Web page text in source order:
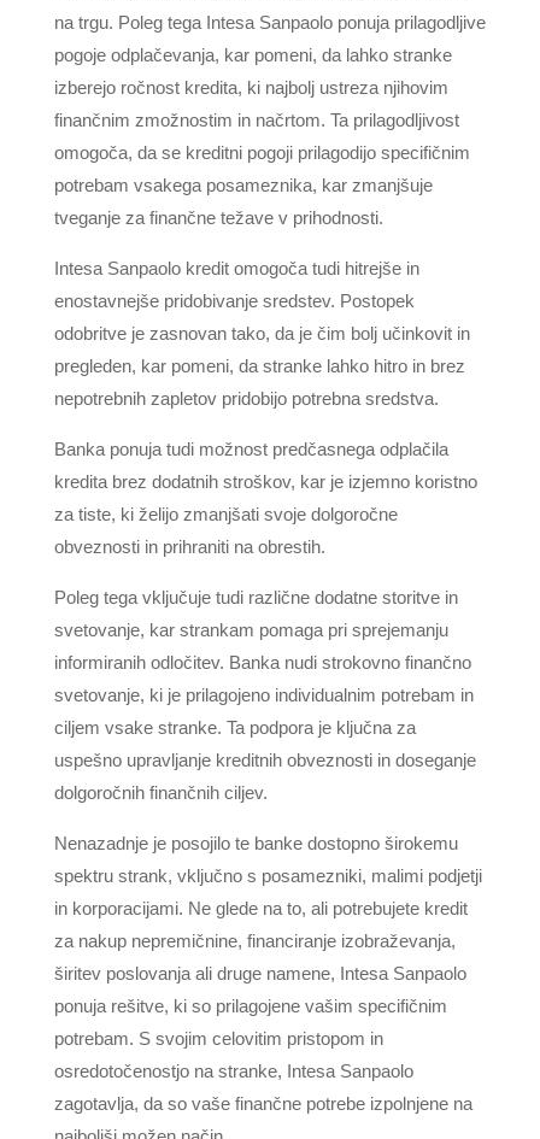
na trgu. Poleg tega Intesa Sanpaolo ponuja prilagodljive
pogoje odplačevanja, kar pomeni, da lahko stranke
izberejo ročnost kredita, ki najbolj ustreza njihovim
finančnim zmožnostim in načrtom. Ta prilagodljivost
omogoča, da se kreditni pogoji prilagodijo specifičnim
potrebam vsakega posameznika, kar zmanjšuje
tveganje za finančne težave v prihodnosti.
Intesa Sanpaolo kredit omogoča tudi hitrejše in
enostavnejše pridobivanje sredstev. Postopek
odobritve je zasnovan tako, da je čim bolj učinkovit in
pregleden, kar pomeni, da stranke lahko hitro in brez
nepotrebnih zapletov pridobijo potrebna sredstva.
Banka ponuja tudi možnost predčasnega odplačila
kredita brez dodatnih stroškov, kar je izjemno koristno
za tiste, ki želijo zmanjšati svoje dolgoročne
obveznosti in prihraniti na obrestih.
Poleg tega vključuje tudi različne dodatne storitve in
svetovanje, kar strankam pomaga pri sprejemanju
informiranih odločitev. Banka nudi strokovno finančno
svetovanje, ki je prilagojeno individualnim potrebam in
ciljem vsake stranke. Ta podpora je ključna za
uspešno upravljanje kreditnih obveznosti in doseganje
dolgoročnih finančnih ciljev.
Nenazadnje je posojilo te banke dostopno širokemu
spektru strank, vključno s posamezniki, malimi podjetji
in korporacijami. Ne glede na to, ali potrebujete kredit
za nakup nepremičnine, financiranje izobraževanja,
širitev poslovanja ali druge namene, Intesa Sanpaolo
ponuja rešitve, ki so prilagojene vašim specifičnim
potrebam. S svojim celovitim pristopom in
osredotočenostjo na stranke, Intesa Sanpaolo
zagotavlja, da so vaše finančne potrebe izpolnjene na